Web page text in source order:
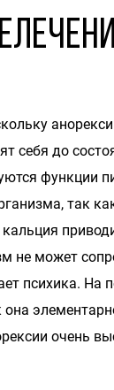
себя до
функции
так
не может
психика. На
очень